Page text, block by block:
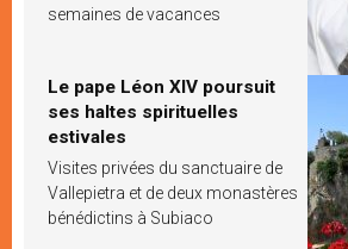
semaines de vacances
Le pape Léon XIV poursuit
ses haltes spirituelles
estivales
Visites privées du sanctuaire de
Vallepietra et de deux monastères
bénédictins à Subiaco